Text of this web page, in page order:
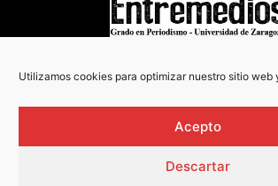
Utilizamos cookies para optimizar nuestro sitio web
Acepto
Descartar